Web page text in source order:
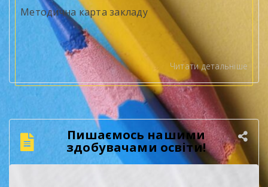
Методична карта закладу
Читати детальніше
Пишаємось нашими
здобувачами освіти!